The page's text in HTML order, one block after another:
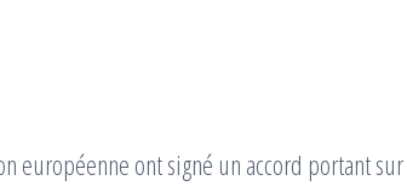
européenne ont signé un accord portant sur